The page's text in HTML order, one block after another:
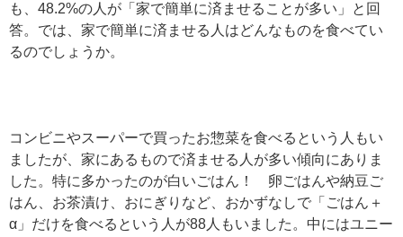
も、48.2%の人が「家で簡単に済ませることが多い」と回
答。では、家で簡単に済ませる人はどんなものを食べてい
るのでしょうか。
コンビニやスーパーで買ったお惣菜を食べるという人もい
ましたが、家にあるもので済ませる人が多い傾向にありま
した。特に多かったのが白いごはん！ 卵ごはんや納豆ご
はん、お茶漬け、おにぎりなど、おかずなしで「ごはん＋
α」だけを食べるという人が88人もいました。中にはユニー